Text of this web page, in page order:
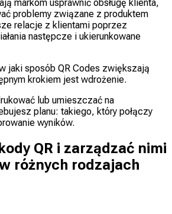
markom usprawnić obsługę klienta,
problemy związane z produktem
relacje z klientami poprzez
następcze i ukierunkowane
jaki sposób QR Codes zwiększają
krokiem jest wdrożenie.
lub umieszczać na
planu: takiego, który połączy
wyników.
QR i zarządzać nimi
różnych rodzajach